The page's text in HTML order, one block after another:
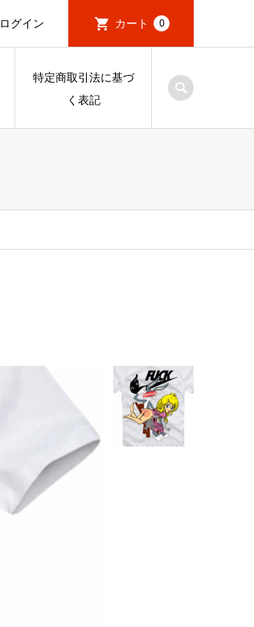
ログイン カート 0
特定商取引法に基づ
く表記